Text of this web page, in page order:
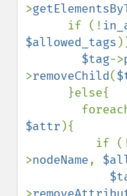
>
      if (!
$allowed_tags
$tag->
>removeChild(
$attr ){
if
>nodeName,